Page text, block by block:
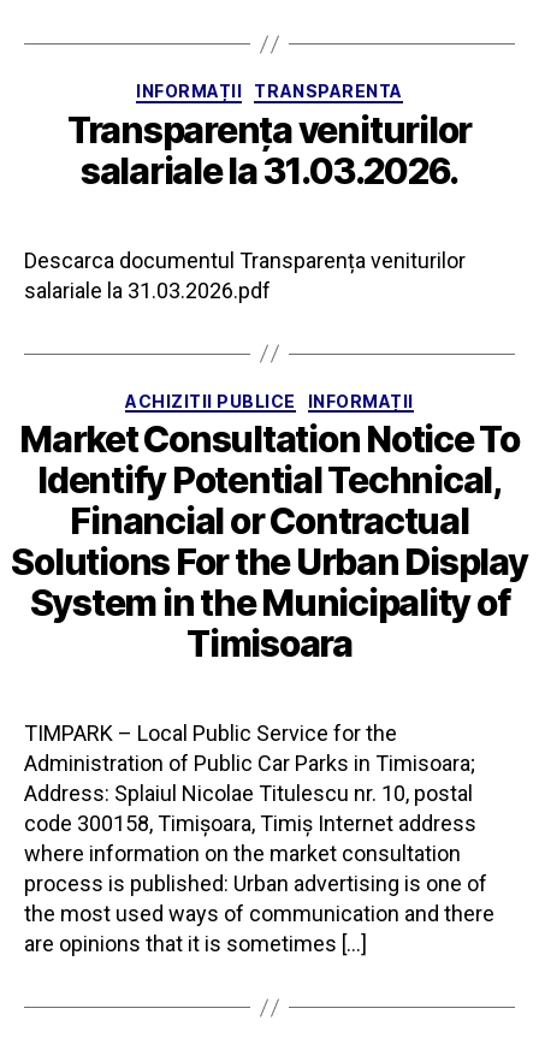
Categorii
INFORMAȚII TRANSPARENTA
Transparența veniturilor
salariale la 31.03.2026.
Descarca documentul Transparența veniturilor
salariale la 31.03.2026.pdf
Categorii
ACHIZITII PUBLICE INFORMAȚII
Market Consultation Notice To
Identify Potential Technical,
Financial or Contractual
Solutions For the Urban Display
System in the Municipality of
Timisoara
TIMPARK – Local Public Service for the
Administration of Public Car Parks in Timisoara;
Address: Splaiul Nicolae Titulescu nr. 10, postal
code 300158, Timișoara, Timiș Internet address
where information on the market consultation
process is published: Urban advertising is one of
the most used ways of communication and there
are opinions that it is sometimes […]